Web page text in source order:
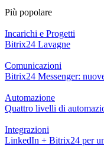
Più popolare
Incarichi e Progetti
Bitrix24 Lavagne
Comunicazioni
Bitrix24 Messenger:
Automazione
Quattro livelli di
Integrazioni
LinkedIn + Bitrix24 per